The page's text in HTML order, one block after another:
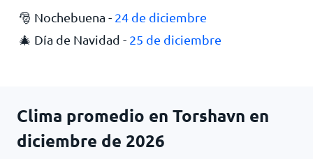
🎅 Nochebuena - 24 de diciembre
🎄 Día de Navidad - 25 de diciembre
Clima promedio en Torshavn en
diciembre de 2026